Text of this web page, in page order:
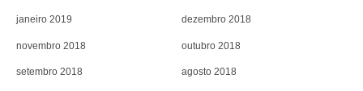
janeiro 2019 dezembro 2018
novembro 2018 outubro 2018
setembro 2018 agosto 2018